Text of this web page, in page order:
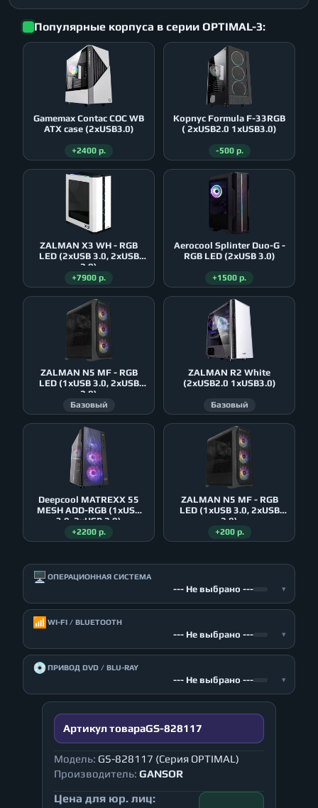
Популярные корпуса в серии OPTIMAL-3:
Gamemax Contac COC WB
ATX case (2xUSB3.0)
+2400 р.
Корпус Formula F-33RGB
( 2xUSB2.0 1xUSB3.0)
-500 р.
ZALMAN X3 WH - RGB
LED (2xUSB 3.0, 2xUSB
2.0)
+7900 р.
Aerocool Splinter Duo-G -
RGB LED (2xUSB 3.0)
+1500 р.
ZALMAN N5 MF - RGB
LED (1xUSB 3.0, 2xUSB
2.0)
Базовый
ZALMAN R2 White
(2xUSB2.0 1xUSB3.0)
Базовый
Deepcool MATREXX 55
MESH ADD-RGB (1xUSB
3.0, 2xUSB 2.0)
+2200 р.
ZALMAN N5 MF - RGB
LED (1xUSB 3.0, 2xUSB
2.0)
+200 р.
🖥️ ОПЕРАЦИОННАЯ СИСТЕМА
--- Не выбрано --- ▾
📶 WI-FI / BLUETOOTH
--- Не выбрано --- ▾
💿ПРИВОД DVD / BLU-RAY
--- Не выбрано --- ▾
Артикул товараGS-828117
Модель: GS-828117 (Серия OPTIMAL)
Производитель: GANSOR
Цена для юр. лиц: